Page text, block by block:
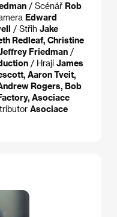
/ Scénář Rob
Edward
/ Střih Jake
Redleaf, Christine
Friedman /
/ Hrají James
Aaron Tveit,
Rogers, Bob
Asociace
Asociace